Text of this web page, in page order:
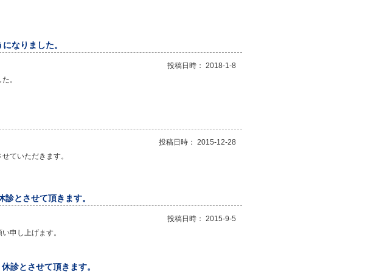
なりました。
投稿日時： 2018-1-8
。
投稿日時： 2015-12-28
ていただきます。
とさせて頂きます。
投稿日時： 2015-9-5
申し上げます。
診とさせて頂きます。